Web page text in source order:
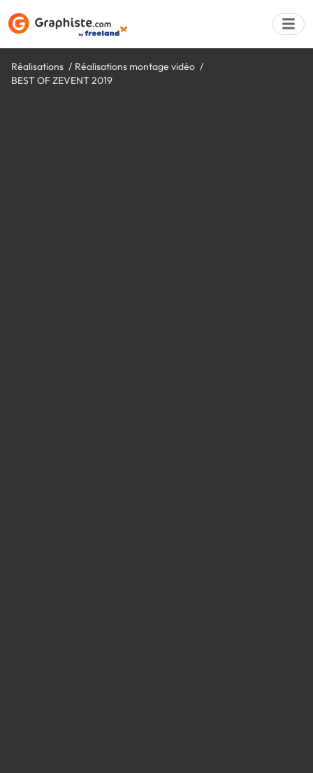
Réalisations
Réalisations montage vidéo
BEST OF ZEVENT 2019